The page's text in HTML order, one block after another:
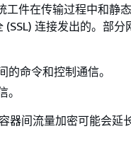
工件在传输过程中和静
连接发出的。部分
命令和控制通信。
器间流量加密可能会延